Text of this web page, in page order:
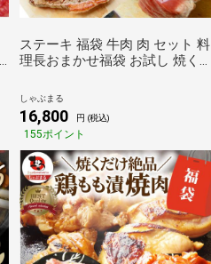
ステーキ 福袋 牛肉 肉 セット 料
理長おまかせ福袋 お試し 焼くだ
リスマス ギフト 食品 キャンプ
しゃぶまる
しゃぶまる
16,800 円 (税込)
155ポイント